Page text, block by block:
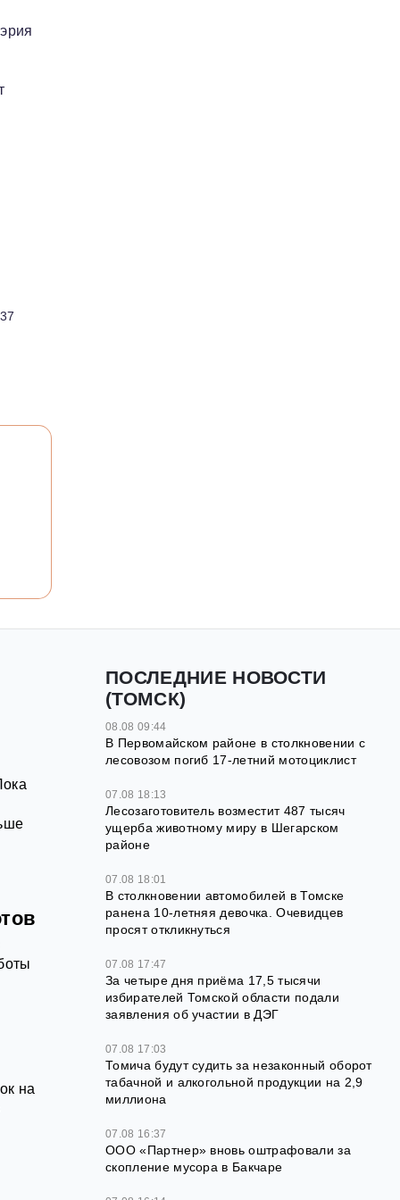
на
ПОСЛЕДНИЕ НОВОСТИ
(ТОМСК)
08.08 09:44
В Первомайском районе в столкновении с
лесовозом погиб 17-летний мотоциклист
07.08 18:13
Лесозаготовитель возместит 487 тысяч
ущерба животному миру в Шегарском
районе
07.08 18:01
В столкновении автомобилей в Томске
ранена 10-летняя девочка. Очевидцев
просят откликнуться
07.08 17:47
За четыре дня приёма 17,5 тысячи
избирателей Томской области подали
заявления об участии в ДЭГ
07.08 17:03
Томича будут судить за незаконный оборот
табачной и алкогольной продукции на 2,9
миллиона
07.08 16:37
ООО «Партнер» вновь оштрафовали за
скопление мусора в Бакчаре